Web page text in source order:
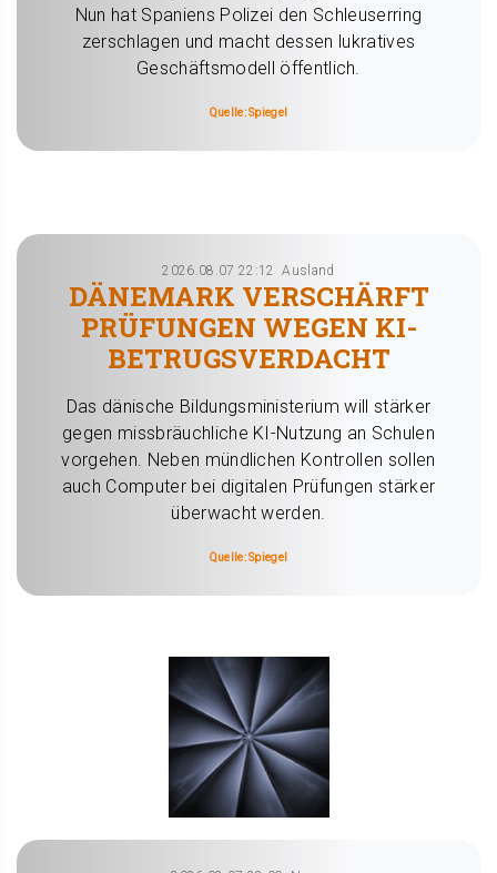
Nun hat Spaniens Polizei den Schleuserring
zerschlagen und macht dessen lukratives
Geschäftsmodell öffentlich.
Quelle: Spiegel
2026.08.07 22:12Ausland
DÄNEMARK VERSCHÄRFT
PRÜFUNGEN WEGEN KI-
BETRUGSVERDACHT
Das dänische Bildungsministerium will stärker
gegen missbräuchliche KI-Nutzung an Schulen
vorgehen. Neben mündlichen Kontrollen sollen
auch Computer bei digitalen Prüfungen stärker
überwacht werden.
Quelle: Spiegel